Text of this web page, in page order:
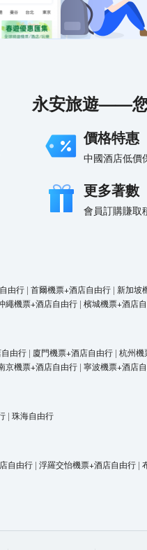
永安旅遊——您
價格特惠
中國酒店低價
更多著數
會員訂購賺取
由行 | 首爾機票+酒店自由行 | 新加坡
繩機票+酒店自由行 | 檳城機票+酒店
由行 | 廈門機票+酒店自由行 | 杭州機
京機票+酒店自由行 | 寧波機票+酒店
| 珠海自由行
自由行 | 浮羅交怡機票+酒店自由行 |